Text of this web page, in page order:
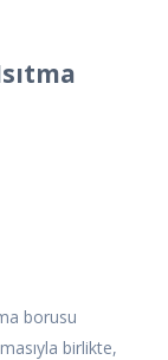
borusu
birlikte,